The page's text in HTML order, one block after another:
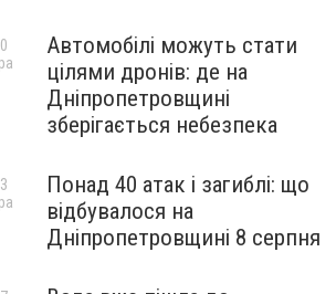
Автомобілі можуть стати
цілями дронів: де на
Дніпропетровщині
зберігається небезпека
Понад 40 атак і загиблі: що
відбувалося на
Дніпропетровщині 8 серпня